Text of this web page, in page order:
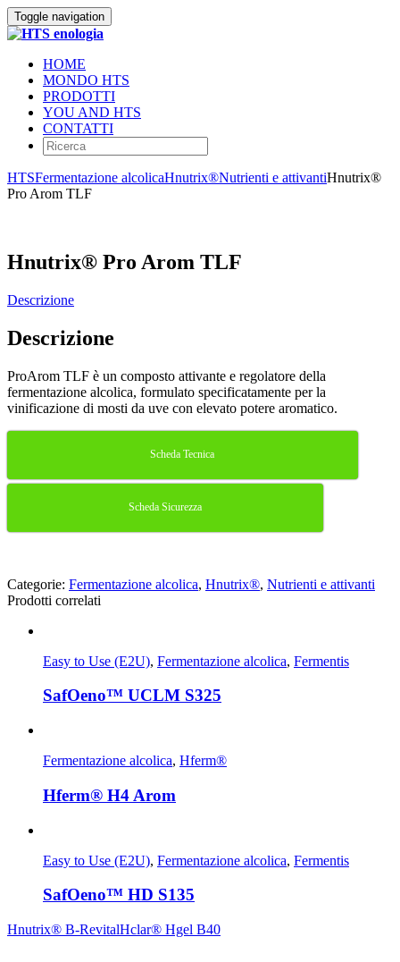
Toggle navigation
HOME
MONDO HTS
PRODOTTI
YOU AND HTS
CONTATTI
HTSFermentazione alcolicaHnutrix®Nutrienti e attivantiHnutrix®
Pro Arom TLF
Hnutrix® Pro Arom TLF
Descrizione
Descrizione
ProArom TLF è un composto attivante e regolatore della
fermentazione alcolica, formulato specificatamente per la
vinificazione di mosti da uve con elevato potere aromatico.
Scheda Tecnica
Scheda Sicurezza
Categorie: Fermentazione alcolica, Hnutrix®, Nutrienti e attivanti
Prodotti correlati
Easy to Use (E2U), Fermentazione alcolica, Fermentis
SafOeno™ UCLM S325
Fermentazione alcolica, Hferm®
Hferm® H4 Arom
Easy to Use (E2U), Fermentazione alcolica, Fermentis
SafOeno™ HD S135
Hnutrix® B-RevitalHclar® Hgel B40